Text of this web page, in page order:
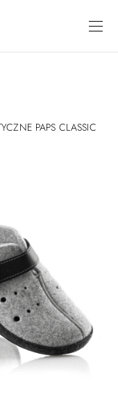
PAPS CLASSIC